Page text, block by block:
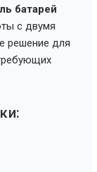
батарей
с двумя
решение для